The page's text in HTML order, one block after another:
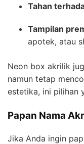
Tahan
Tampilan
apotek, atau
Neon box akrilik
namun tetap
estetika, ini pilihan
Papan Nama
Jika Anda ingin